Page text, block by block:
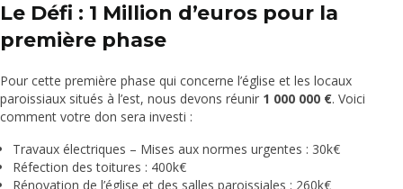
Le Défi : 1 Million d’euros pour la
première phase
Pour cette première phase qui concerne l’église et les locaux
paroissiaux situés à l’est, nous devons réunir 1 000 000 €. Voici
comment votre don sera investi :
Travaux électriques – Mises aux normes urgentes : 30k€
Réfection des toitures : 400k€
Rénovation de l’église et des salles paroissiales : 260k€